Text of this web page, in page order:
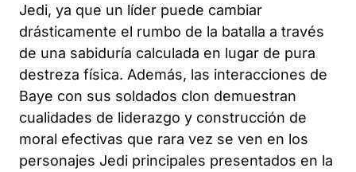
Jedi, ya que un líder puede cambiar
drásticamente el rumbo de la batalla a través
de una sabiduría calculada en lugar de pura
destreza física. Además, las interacciones de
Baye con sus soldados clon demuestran
cualidades de liderazgo y construcción de
moral efectivas que rara vez se ven en los
personajes Jedi principales presentados en la